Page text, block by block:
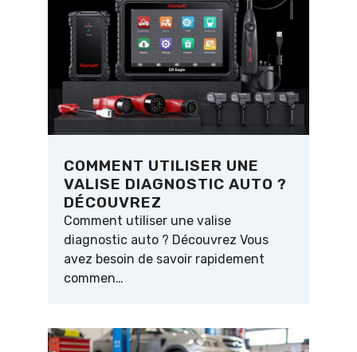
COMMENT UTILISER UNE
VALISE DIAGNOSTIC AUTO ?
DÉCOUVREZ
Comment utiliser une valise
diagnostic auto ? Découvrez Vous
avez besoin de savoir rapidement
commen…